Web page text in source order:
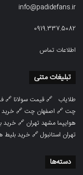
info@padidefans.ir
0919.337.5082
اطلاعات تماس
تبلیغات متنی
طلایاب 🔗قیمت سولانا 🔗
چت 🔗 اصفهان چت 🔗خرید
هوایپما مشهد تهران 🔗خرید
تهران استانبول🔗خرید بلیط
دسته‌ها